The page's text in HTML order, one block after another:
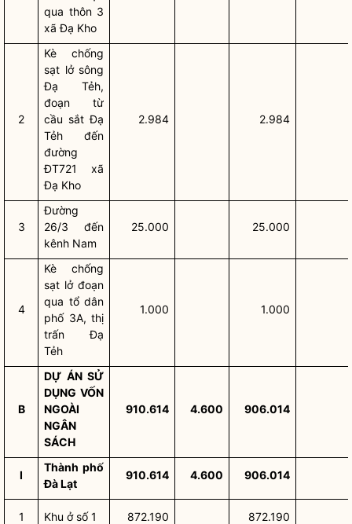
qua thôn 3
xã Đạ Kho
2
Kè chống
sạt lở sông
Đạ Tẻh,
đoạn từ
cầu sắt Đạ
Tẻh đến
đường
ĐT721 xã
Đạ Kho
2.984 2.984
3
Đường
26/3 đến
kênh Nam
25.000 25.000
4
Kè chống
sạt lở đoạn
qua tổ dân
phố 3A, thị
trấn Đạ
Tẻh
1.000 1.000
B
DỰ ÁN SỬ
DỤNG VỐN
NGOÀI
NGÂN
SÁCH
910.614 4.600 906.014
I
Thành phố
Đà Lạt
910.614 4.600 906.014
1 Khu ở số 1 872.190 872.190